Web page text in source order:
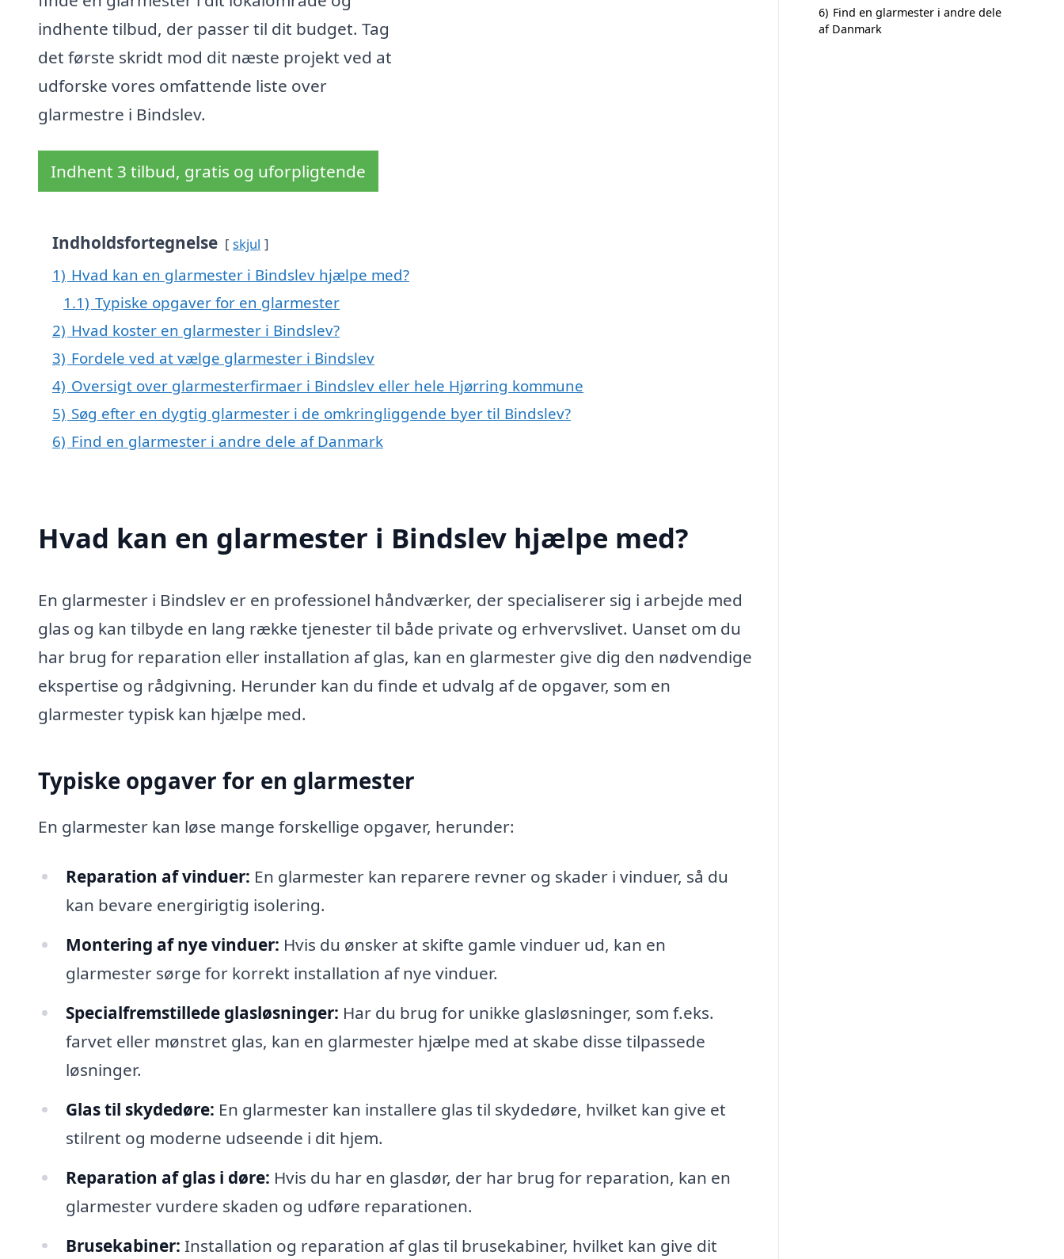
indhente tilbud, der passer til dit budget. Tag
det første skridt mod dit næste projekt ved at
udforske vores omfattende liste over
glarmestre i Bindslev.
Indhent 3 tilbud, gratis og uforpligtende
Indholdsfortegnelse skjul
1) Hvad kan en glarmester i Bindslev hjælpe med?
1.1) Typiske opgaver for en glarmester
2) Hvad koster en glarmester i Bindslev?
3) Fordele ved at vælge glarmester i Bindslev
4) Oversigt over glarmesterfirmaer i Bindslev eller hele Hjørring kommune
5) Søg efter en dygtig glarmester i de omkringliggende byer til Bindslev?
6) Find en glarmester i andre dele af Danmark
Hvad kan en glarmester i Bindslev hjælpe med?
En glarmester i Bindslev er en professionel håndværker, der specialiserer sig i arbejde med
glas og kan tilbyde en lang række tjenester til både private og erhvervslivet. Uanset om du
har brug for reparation eller installation af glas, kan en glarmester give dig den nødvendige
ekspertise og rådgivning. Herunder kan du finde et udvalg af de opgaver, som en
glarmester typisk kan hjælpe med.
Typiske opgaver for en glarmester
En glarmester kan løse mange forskellige opgaver, herunder:
Reparation af vinduer: En glarmester kan reparere revner og skader i vinduer, så du
kan bevare energirigtig isolering.
Montering af nye vinduer: Hvis du ønsker at skifte gamle vinduer ud, kan en
glarmester sørge for korrekt installation af nye vinduer.
Specialfremstillede glasløsninger: Har du brug for unikke glasløsninger, som f.eks.
farvet eller mønstret glas, kan en glarmester hjælpe med at skabe disse tilpassede
løsninger.
Glas til skydedøre: En glarmester kan installere glas til skydedøre, hvilket kan give et
stilrent og moderne udseende i dit hjem.
Reparation af glas i døre: Hvis du har en glasdør, der har brug for reparation, kan en
glarmester vurdere skaden og udføre reparationen.
Brusekabiner: Installation og reparation af glas til brusekabiner, hvilket kan give dit
6) Find en glarmester i andre dele
af Danmark